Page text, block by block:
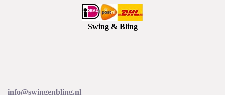
Swing & Bling
info@swingenbling.nl